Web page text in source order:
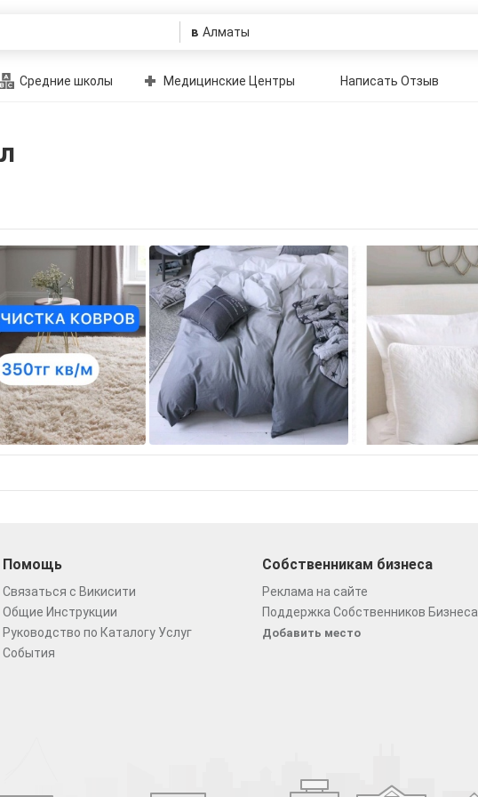
в
Средние школы Медицинские Центры Написать Отзыв
Помощь
Связаться с Викисити
Общие Инструкции
Руководство по Каталогу Услуг
События
Собственникам бизнеса
Реклама на сайте
Поддержка Собственников Бизнеса
Добавить место